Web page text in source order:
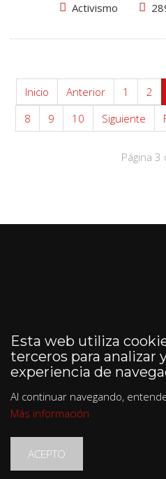
Activismo
Inicio Anterior 1 2
8
9 10 Siguiente
Página 3
Esta web utiliza
terceros para analizar
experiencia de
Al continuar navegando,
Más información
ACEPTO